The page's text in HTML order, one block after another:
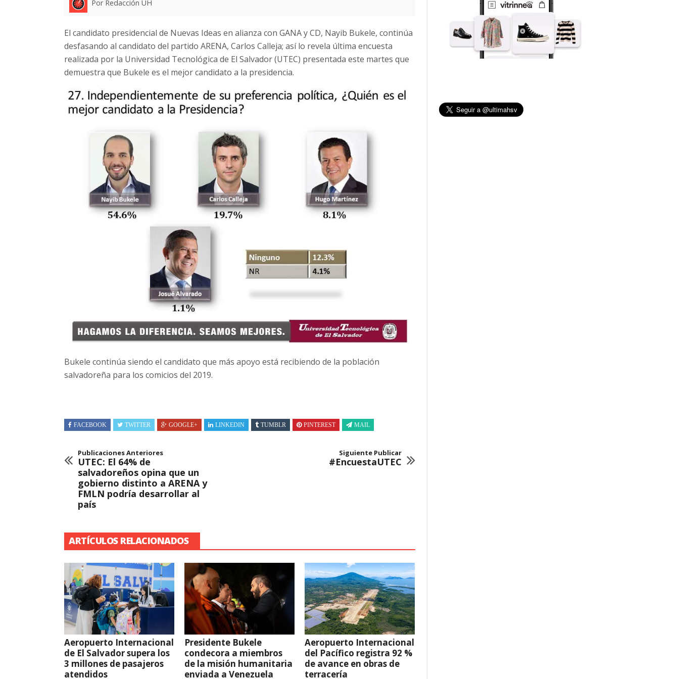
Por Redacción UH
El candidato presidencial de Nuevas Ideas en alianza con GANA y CD, Nayib Bukele, continúa
desfasando al candidato del partido ARENA, Carlos Calleja; así lo revela última encuesta
realizada por la Universidad Tecnológica de El Salvador (UTEC) presentada este martes que
demuestra que Bukele es el mejor candidato a la presidencia.
Bukele continúa siendo el candidato que más apoyo está recibiendo de la población
salvadoreña para los comicios del 2019.
FACEBOOK TWITTER GOOGLE+ LINKEDIN TUMBLR PINTEREST MAIL
Publicaciones Anteriores
UTEC: El 64% de
salvadoreños opina que un
gobierno distinto a ARENA y
FMLN podría desarrollar al
país
Siguiente Publicar
#EncuestaUTEC
ARTÍCULOS RELACIONADOS
Aeropuerto Internacional
de El Salvador supera los
3 millones de pasajeros
atendidos
Presidente Bukele
condecora a miembros
de la misión humanitaria
enviada a Venezuela
Aeropuerto Internacional
del Pacífico registra 92 %
de avance en obras de
terracería